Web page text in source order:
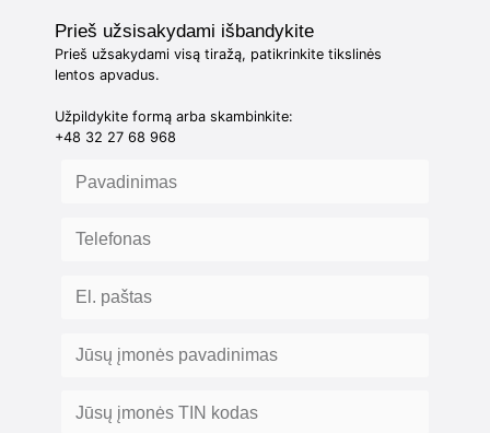
Prieš užsisakydami išbandykite
Prieš užsakydami visą tiražą, patikrinkite tikslinės
lentos apvadus.
Užpildykite formą arba skambinkite:
+48 32 27 68 968